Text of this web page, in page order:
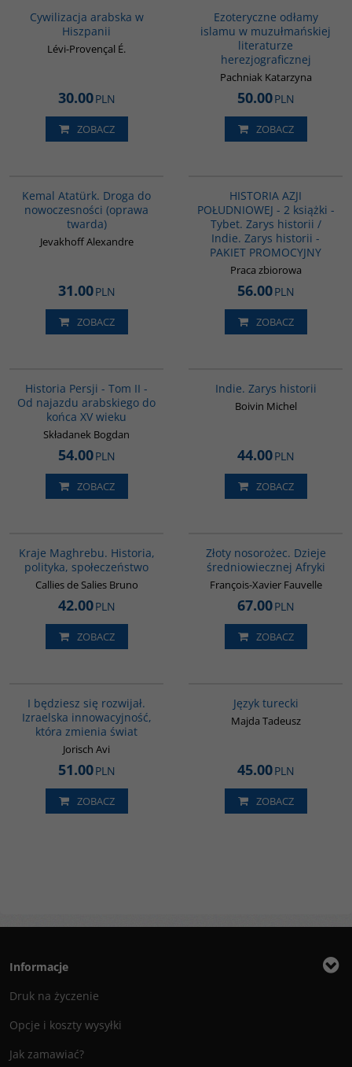
Cywilizacja arabska w
Hiszpanii
Lévi-Provençal É.
30.00PLN
ZOBACZ
Ezoteryczne odłamy
islamu w muzułmańskiej
literaturze
herezjograficznej
Pachniak Katarzyna
50.00PLN
ZOBACZ
Kemal Atatürk. Droga do
nowoczesności (oprawa
twarda)
Jevakhoff Alexandre
31.00PLN
ZOBACZ
HISTORIA AZJI
POŁUDNIOWEJ - 2 książki -
Tybet. Zarys historii /
Indie. Zarys historii -
PAKIET PROMOCYJNY
Praca zbiorowa
56.00PLN
ZOBACZ
Historia Persji - Tom II -
Od najazdu arabskiego do
końca XV wieku
Składanek Bogdan
54.00PLN
ZOBACZ
Indie. Zarys historii
Boivin Michel
44.00PLN
ZOBACZ
Kraje Maghrebu. Historia,
polityka, społeczeństwo
Callies de Salies Bruno
42.00PLN
ZOBACZ
Złoty nosorożec. Dzieje
średniowiecznej Afryki
François-Xavier Fauvelle
67.00PLN
ZOBACZ
I będziesz się rozwijał.
Izraelska innowacyjność,
która zmienia świat
Jorisch Avi
51.00PLN
ZOBACZ
Język turecki
Majda Tadeusz
45.00PLN
ZOBACZ
Informacje
Druk na życzenie
Opcje i koszty wysyłki
Jak zamawiać?